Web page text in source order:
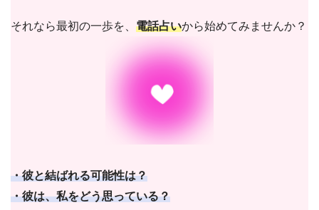
それなら最初の一歩を、 電話占いから始めてみませんか？
・彼と結ばれる可能性は？
・彼は、私をどう思っている？